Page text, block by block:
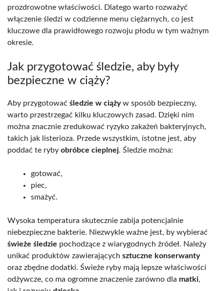
prozdrowotne właściwości. Dlatego warto rozważyć
włączenie śledzi w codzienne menu ciężarnych, co jest
kluczowe dla prawidłowego rozwoju płodu w tym ważnym
okresie.
Jak przygotować śledzie, aby były
bezpieczne w ciąży?
Aby przygotować śledzie w ciążyw sposób bezpieczny,
warto przestrzegać kilku kluczowych zasad. Dzięki nim
można znacznie zredukować ryzyko zakażeń bakteryjnych,
takich jak listerioza. Przede wszystkim, istotne jest, aby
poddać te ryby obróbce cieplnej. Śledzie można:
gotować,
piec,
smażyć.
Wysoka temperatura skutecznie zabija potencjalnie
niebezpieczne bakterie. Niezwykle ważne jest, by wybierać
świeże śledzie pochodzące z wiarygodnych źródeł. Należy
unikać produktów zawierających sztuczne konserwanty
oraz zbędne dodatki. Świeże ryby mają lepsze właściwości
odżywcze, co ma ogromne znaczenie zarówno dla matki,